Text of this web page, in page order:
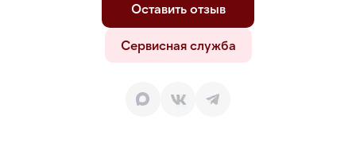
Оставить отзыв
Сервисная служба